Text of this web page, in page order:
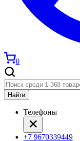
0
Найти
Телефоны
+7 9670339449